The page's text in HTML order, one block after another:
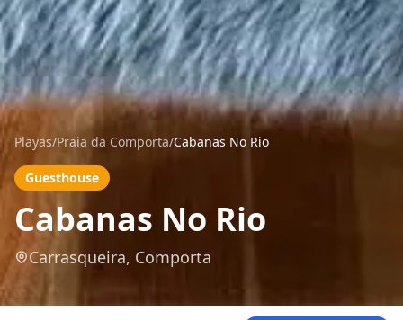
Playas/Praia da Comporta/Cabanas No Rio
Guesthouse
Cabanas No Rio
Carrasqueira, Comporta